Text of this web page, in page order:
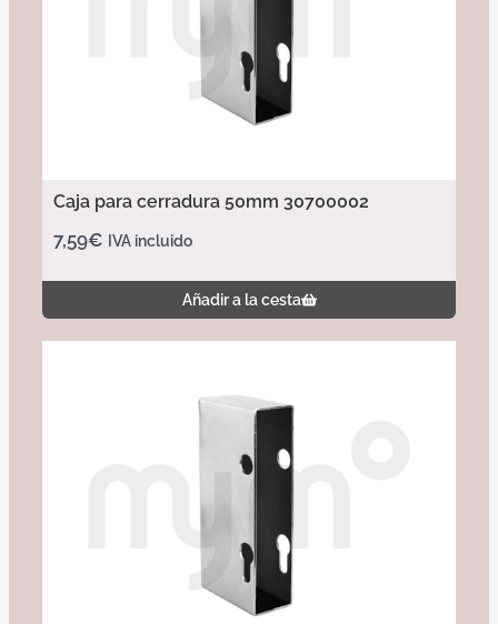
Caja para cerradura 50mm 30700002
7,59€ IVA incluido
Añadir a la cesta